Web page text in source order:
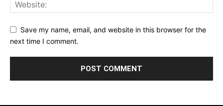
Save my name, email, and website in this browser for the
next time I comment.